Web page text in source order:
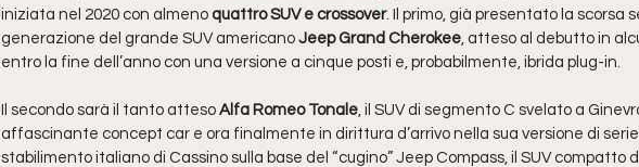
iniziata nel 2020 con almeno quattro SUV e crossover. Il primo, già presentato la scorsa
generazione del grande SUV americano Jeep Grand Cherokee, atteso al debutto in
entro la fine dell’anno con una versione a cinque posti e, probabilmente, ibrida plug-in.
Il secondo sarà il tanto atteso Alfa Romeo Tonale, il SUV di segmento C svelato a
affascinante concept car e ora finalmente in dirittura d’arrivo nella sua versione di
stabilimento italiano di Cassino sulla base del “cugino” Jeep Compass, il SUV compatto